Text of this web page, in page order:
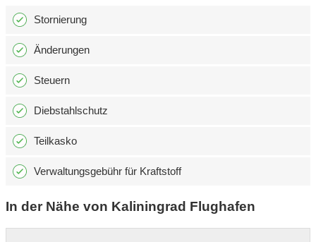
Stornierung
Änderungen
Steuern
Diebstahlschutz
Teilkasko
Verwaltungsgebühr für Kraftstoff
In der Nähe von Kaliningrad Flughafen